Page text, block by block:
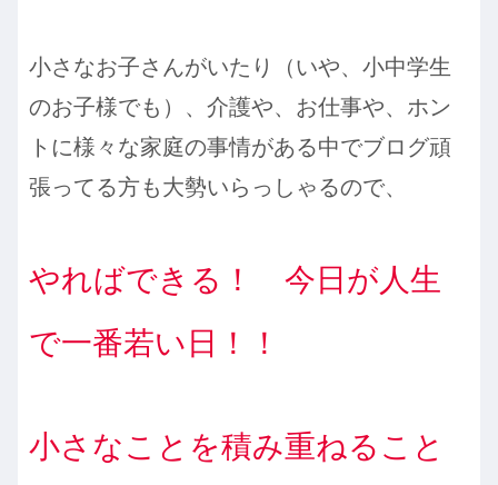
小さなお子さんがいたり（いや、小中学生
のお子様でも）、介護や、お仕事や、ホン
トに様々な家庭の事情がある中でブログ頑
張ってる方も大勢いらっしゃるので、
やればできる！ 今日が人生
で一番若い日！！
小さなことを積み重ねること